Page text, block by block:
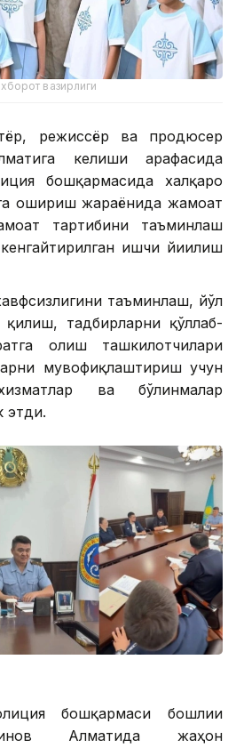
вазирлиги
режиссёр ва продюсер
келиши арафасида
бошқармасида халқаро
ошириш жараёнида жамоат
тартибини таъминлаш
ишчи йиғилиш
таъминлаш, йўл
тадбирларни қўллаб-
олиш ташкилотчилари
мувофиқлаштириш учун
ва бўлинмалар
этди.
бошқармаси бошлиғи
Алматида жаҳон